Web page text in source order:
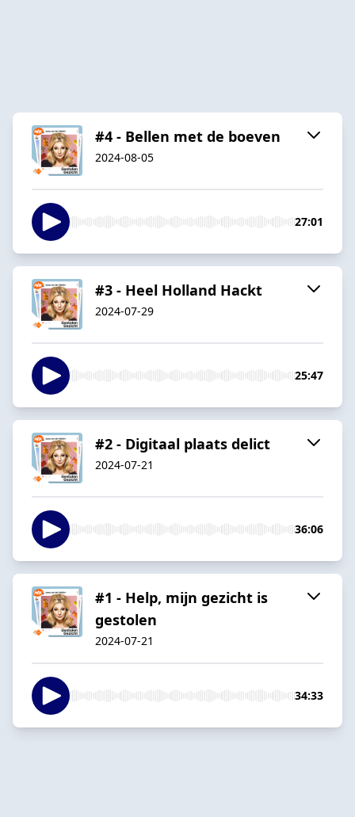
#4 - Bellen met de boeven
2024-08-05
27:01
#3 - Heel Holland Hackt
2024-07-29
25:47
#2 - Digitaal plaats delict
2024-07-21
36:06
#1 - Help, mijn gezicht is
gestolen
2024-07-21
34:33